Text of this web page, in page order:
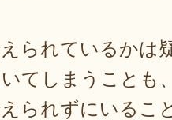
られているかは
てしまうことも、
られずにいるこ